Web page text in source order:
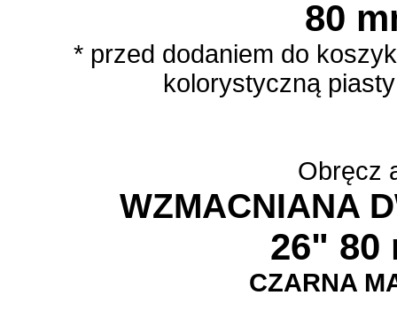
80
* przed dodaniem do
kolorystyczną
Obręcz
WZMACNIANA
26" 80
CZARNA